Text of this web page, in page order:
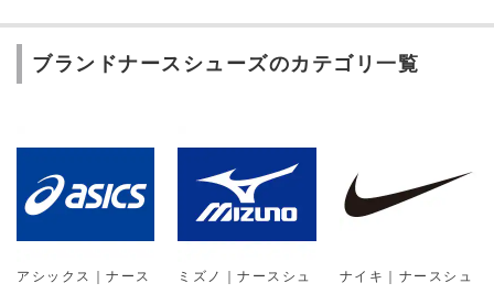
ブランドナースシューズのカテゴリ一覧
アシックス｜ナース
ミズノ｜ナースシュ
ナイキ｜ナースシュ